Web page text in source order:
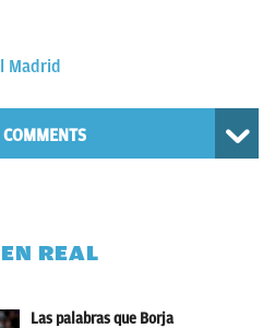
Madrid
REAL
Las palabras que Borja